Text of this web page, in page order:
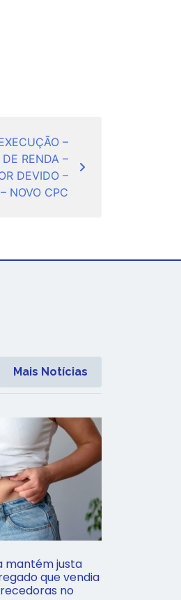
–
RENDA –
DEVIDO –
NOVO CPC
Mais Notícias
mantém justa
que vendia
no